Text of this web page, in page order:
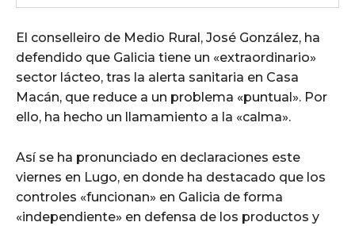
El conselleiro de Medio Rural, José González, ha
defendido que Galicia tiene un «extraordinario»
sector lácteo, tras la alerta sanitaria en Casa
Macán, que reduce a un problema «puntual». Por
ello, ha hecho un llamamiento a la «calma».
Así se ha pronunciado en declaraciones este
viernes en Lugo, en donde ha destacado que los
controles «funcionan» en Galicia de forma
«independiente» en defensa de los productos y